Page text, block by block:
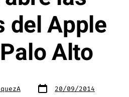
del Apple
Alto
Fecha
de 20/09/2014